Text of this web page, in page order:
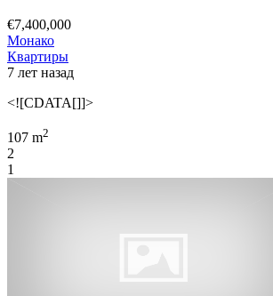
€7,400,000
Монако
Квартиры
7 лет назад
<![CDATA[]]>
107 m2
2
1